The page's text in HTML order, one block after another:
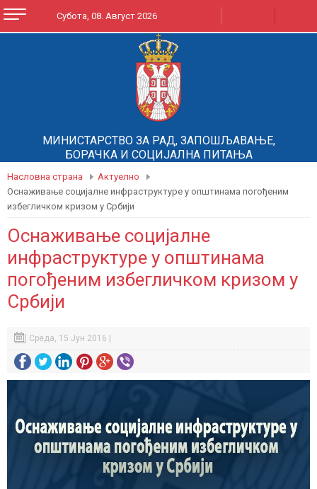
Субота, 08. Август 2026
МИНИСТАРСТВО ЗА РАД, ЗАПОШЉАВАЊЕ,
БОРАЧКА И СОЦИЈАЛНА ПИТАЊА
Насловна страна
Актуелно
Оснаживање социјалне инфраструктуре у општинама погођеним
избегличком кризом у Србији
Оснаживање социјалне
инфраструктуре у општинама
погођеним избегличком кризом у
Србији
Среда, 15 Јун 2016 |